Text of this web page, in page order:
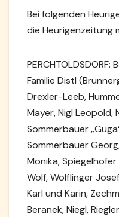
Bei folgenden
die Heurigenzeitung
Familie Distl
Drexler-Leeb,
Mayer, Nigl Leopold,
Sommerbauer
Sommerbauer
Monika,
Wolf, Wölflinger
Karl und Karin,
Beranek, Niegl,